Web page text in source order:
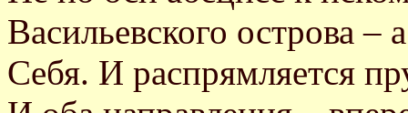
Васильевского острова –
Себя. И распрямляется